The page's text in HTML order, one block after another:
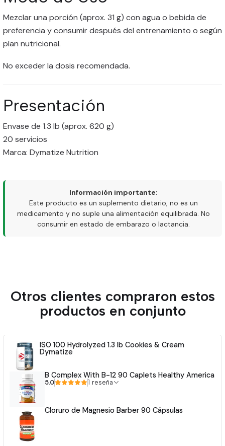
Mezclar una porción (aprox. 31 g) con agua o bebida de
preferencia y consumir después del entrenamiento o según
plan nutricional.
No exceder la dosis recomendada.
Presentación
Envase de 1.3 lb (aprox. 620 g)
20 servicios
Marca: Dymatize Nutrition
Información importante:
Este producto es un suplemento dietario, no es un
medicamento y no suple una alimentación equilibrada. No
consumir en estado de embarazo o lactancia.
Otros clientes compraron estos
productos en conjunto
ISO 100 Hydrolyzed 1.3 lb Cookies & Cream
Dymatize
B Complex With B-12 90 Caplets Healthy America
5.0 1 reseña
Cloruro de Magnesio Barber 90 Cápsulas